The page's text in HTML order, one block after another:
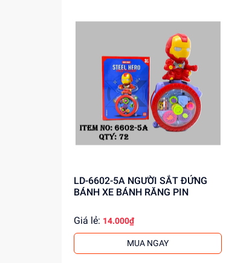
LD-6602-5A NGƯỜI SẮT ĐỨNG
BÁNH XE BÁNH RĂNG PIN
Giá lẻ: 14.000₫
MUA NGAY